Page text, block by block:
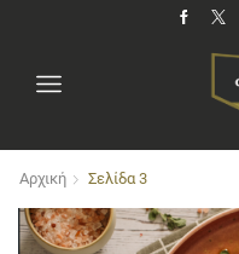
Αρχική Σελίδα 3